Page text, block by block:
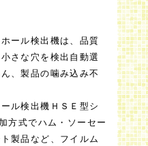
ール検出機は、品質
さな穴を検出自動選
、製品の噛み込み不
ル検出機ＨＳＥ型シ
方式でハム・ソーセー
製品など、フイルム